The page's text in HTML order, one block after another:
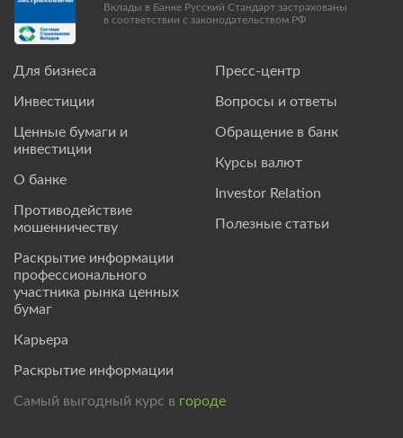
Для бизнеса
Инвестиции
Ценные бумаги и
инвестиции
О банке
Противодействие
мошенничеству
Раскрытие информации
профессионального
участника рынка ценных
бумаг
Карьера
Раскрытие информации
Пресс-центр
Вопросы и ответы
Обращение в банк
Курсы валют
Investor Relation
Полезные статьи
Вклады в Банке Русский Стандарт застрахованы
в соответствии с законодательством РФ
Самый выгодный курс в городе